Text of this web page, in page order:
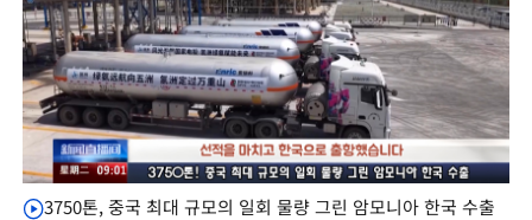
3750톤, 중국 최대 규모의 일회 물량 그린 암모니아 한국 수출